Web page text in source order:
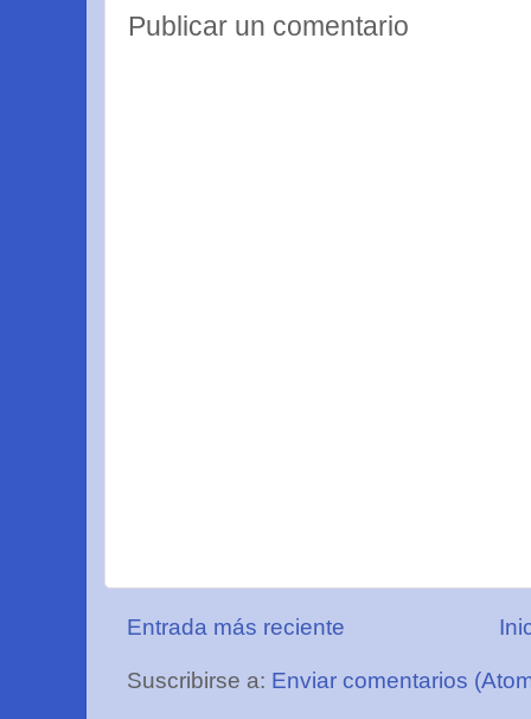
Publicar un comentario
Entrada más reciente
Suscribirse a: Enviar comentarios